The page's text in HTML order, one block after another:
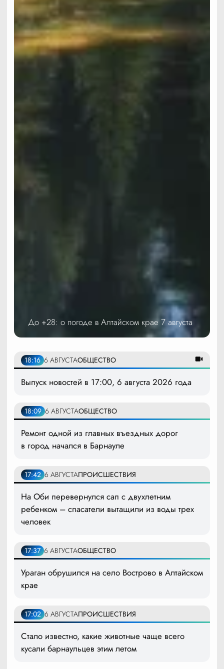
До +28: о погоде в Алтайском крае 7 августа
18:16 6 АВГУСТАОБЩЕСТВО
Выпуск новостей в 17:00, 6 августа 2026 года
18:09 6 АВГУСТАОБЩЕСТВО
Ремонт одной из главных въездных дорог
в город начался в Барнауле
17:42 6 АВГУСТАПРОИСШЕСТВИЯ
На Оби перевернулся сап с двухлетним
ребенком – спасатели вытащили из воды трех
человек
17:37 6 АВГУСТАОБЩЕСТВО
Ураган обрушился на село Вострово в Алтайском
крае
17:02 6 АВГУСТАПРОИСШЕСТВИЯ
Стало известно, какие животные чаще всего
кусали барнаульцев этим летом